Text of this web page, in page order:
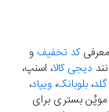
معرفیکد تخفیف و
دیجی کالا، اسنپ،
، بلوبانک، ویپاد،
موپُن بستری برای